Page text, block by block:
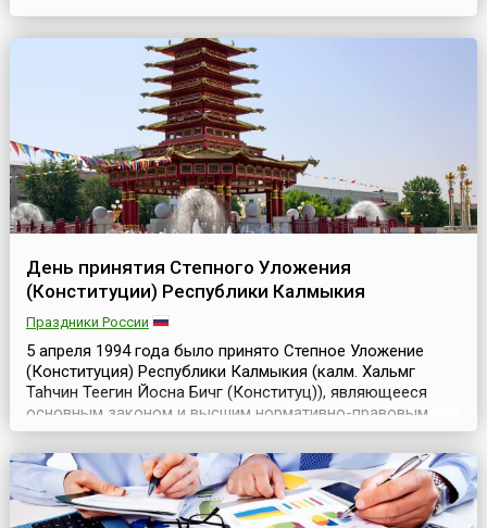
День принятия Степного Уложения
(Конституции) Республики Калмыкия
Праздники России
5 апреля 1994 года было принято Степное Уложение
(Конституция) Республики Калмыкия (калм. Хальмг
Таңhчин Теегин Йосна Бичг (Конституц)), являющееся
основным законом и высшим нормативно-правовым
актом Республики.Эта дата стала официальным
государственным праздником, который традиционно
объявлялся в Республике выходным днём. Но с 2021
года День Конституции Республики перестал быть
выходным, хотя...